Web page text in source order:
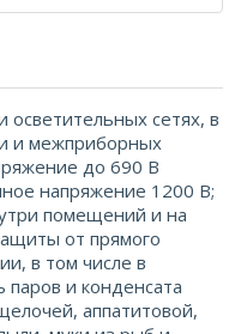
осветительных сетях, в
и межприборных
до 690 В
напряжение 1200 В;
помещений и на
от прямого
в том числе в
паров и конденсата
аппатитовой,